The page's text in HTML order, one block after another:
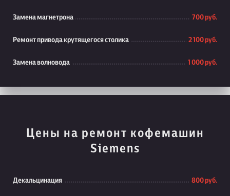
Замена магнетрона 700 руб.
Ремонт привода крутящегося столика 2 100 руб.
Замена волновода 1 000 руб.
Цены на ремонт кофемашин
Siemens
Декальцинация 800 руб.